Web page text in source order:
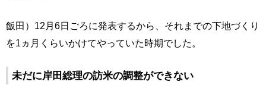
飯田）12月6日ごろに発表するから、それまでの下地づくり
を1ヵ月くらいかけてやっていた時期でした。
未だに岸田総理の訪米の調整ができない